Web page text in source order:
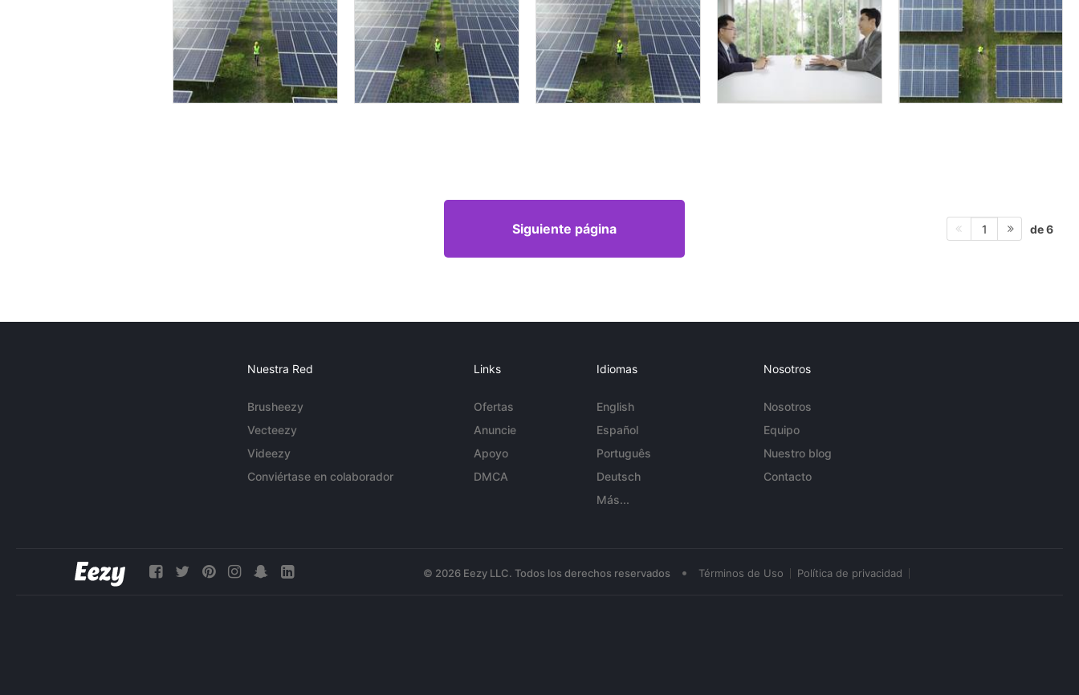
Siguiente página 1 de 6
Nuestra Red
Brusheezy
Vecteezy
Videezy
Conviértase en colaborador
Links
Ofertas
Anuncie
Apoyo
DMCA
Idiomas
English
Español
Português
Deutsch
Más...
Nosotros
Nosotros
Equipo
Nuestro blog
Contacto
© 2026 Eezy LLC. Todos los derechos reservados • Términos de Uso Política de privacidad